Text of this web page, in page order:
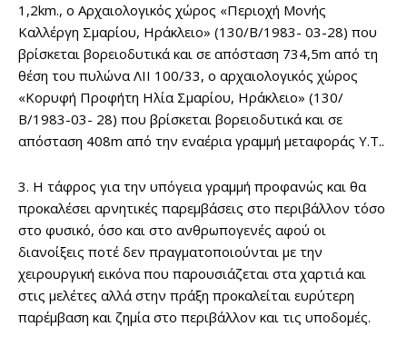
1,2km., ο Αρχαιολογικός χώρος «Περιοχή Μονής
Καλλέργη Σμαρίου, Ηράκλειο» (130/Β/1983- 03-28) που
βρίσκεται βορειοδυτικά και σε απόσταση 734,5m από τη
θέση του πυλώνα ΛΙΙ 100/33, ο αρχαιολογικός χώρος
«Κορυφή Προφήτη Ηλία Σμαρίου, Ηράκλειο» (130/
Β/1983-03- 28) που βρίσκεται βορειοδυτικά και σε
απόσταση 408m από την εναέρια γραμμή μεταφοράς Υ.Τ..
3. Η τάφρος για την υπόγεια γραμμή προφανώς και θα
προκαλέσει αρνητικές παρεμβάσεις στο περιβάλλον τόσο
στο φυσικό, όσο και στο ανθρωπογενές αφού οι
διανοίξεις ποτέ δεν πραγματοποιούνται με την
χειρουργική εικόνα που παρουσιάζεται στα χαρτιά και
στις μελέτες αλλά στην πράξη προκαλείται ευρύτερη
παρέμβαση και ζημία στο περιβάλλον και τις υποδομές.